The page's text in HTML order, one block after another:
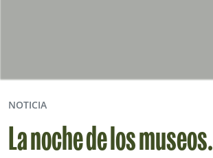
NOTICIA
La noche de los museos.